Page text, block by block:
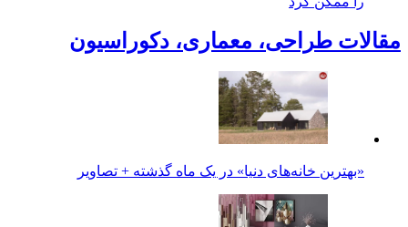
مقالات طراحی، معماری، دکوراسیون
«بهترین خانه‌های دنیا» در یک ماه گذشته + تصاویر